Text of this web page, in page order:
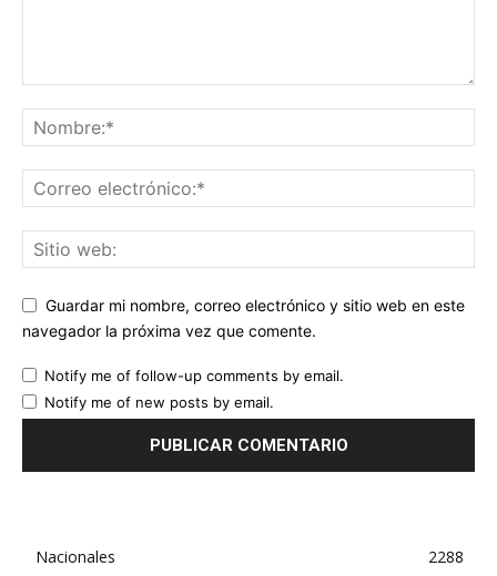
Guardar mi nombre, correo electrónico y sitio web en este
navegador la próxima vez que comente.
Notify me of follow-up comments by email.
Notify me of new posts by email.
Nacionales
2288